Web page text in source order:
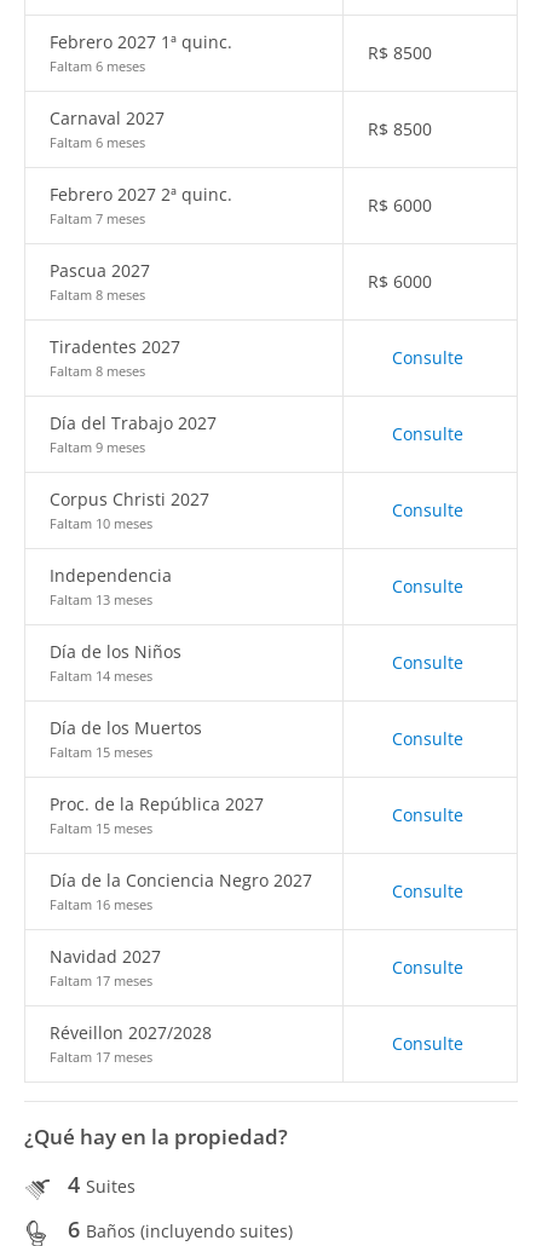
Febrero 2027 1ª quinc.
Faltam 6 meses
R$ 8500
Carnaval 2027
Faltam 6 meses
R$ 8500
Febrero 2027 2ª quinc.
Faltam 7 meses
R$ 6000
Pascua 2027
Faltam 8 meses
R$ 6000
Tiradentes 2027
Faltam 8 meses
Consulte
Día del Trabajo 2027
Faltam 9 meses
Consulte
Corpus Christi 2027
Faltam 10 meses
Consulte
Independencia
Faltam 13 meses
Consulte
Día de los Niños
Faltam 14 meses
Consulte
Día de los Muertos
Faltam 15 meses
Consulte
Proc. de la República 2027
Faltam 15 meses
Consulte
Día de la Conciencia Negro 2027
Faltam 16 meses
Consulte
Navidad 2027
Faltam 17 meses
Consulte
Réveillon 2027/2028
Faltam 17 meses
Consulte
¿Qué hay en la propiedad?
4 Suites
6 Baños (incluyendo suites)